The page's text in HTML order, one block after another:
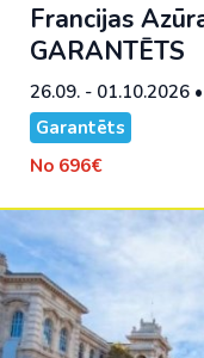
Francijas
GARANTĒTS
26.09. - 01.10.2026
Garantēts
No 696€